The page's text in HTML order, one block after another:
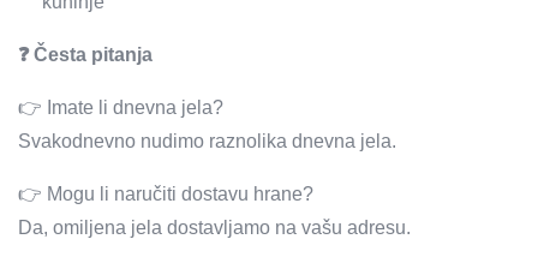
❓ Česta pitanja
👉 Imate li dnevna jela?
Svakodnevno nudimo raznolika dnevna jela.
👉 Mogu li naručiti dostavu hrane?
Da, omiljena jela dostavljamo na vašu adresu.